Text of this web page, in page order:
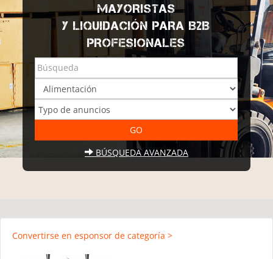
MAYORISTAS
Y LIQUIDACIÓN PARA B2B
PROFESIONALES
BÚSQUEDA AVANZADA
Convertirse en esponsor de categoría >